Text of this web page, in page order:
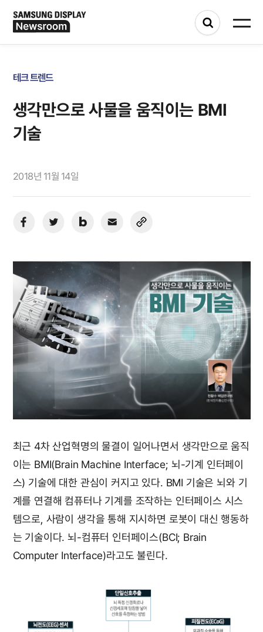
테크 트렌드
생각만으로 사물을 움직이는 BMI
기술
2018년 11월 14일
최근 4차 산업혁명의 물결이 일어나면서 생각만으로 움직
이는 BMI(Brain Machine Interface; 뇌-기계 인터페이
스) 기술에 대한 관심이 커지고 있다. BMI 기술은 뇌와 기
계를 연결해 컴퓨터나 기계를 조작하는 인터페이스 시스
템으로, 사람이 생각을 통해 지시하면 로봇이 대신 행동하
는 기술이다. 뇌-컴퓨터 인터페이스(BCI; Brain
Computer Interface)라고도 불린다.